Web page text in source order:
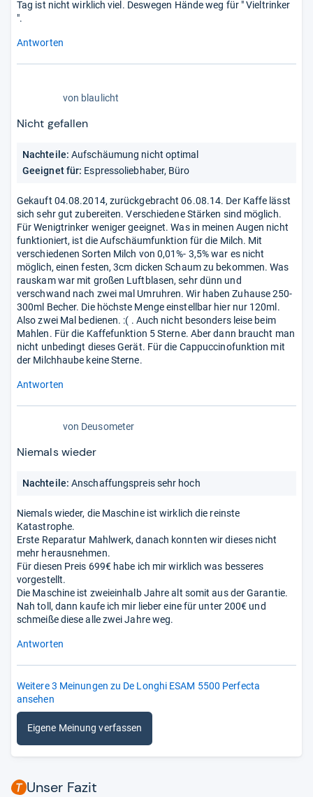
Tag ist nicht wirklich viel. Deswegen Hände weg für " Vieltrinker
".
Antworten
5
Sternen
von blaulicht
Nicht gefallen
Nachteile: Aufschäumung nicht optimal
Geeignet für: Espressoliebhaber, Büro
Gekauft 04.08.2014, zurückgebracht 06.08.14. Der Kaffe lässt
sich sehr gut zubereiten. Verschiedene Stärken sind möglich.
Für Wenigtrinker weniger geeignet. Was in meinen Augen nicht
funktioniert, ist die Aufschäumfunktion für die Milch. Mit
verschiedenen Sorten Milch von 0,01%- 3,5% war es nicht
möglich, einen festen, 3cm dicken Schaum zu bekommen. Was
rauskam war mit großen Luftblasen, sehr dünn und
verschwand nach zwei mal Umruhren. Wir haben Zuhause 250-
300ml Becher. Die höchste Menge einstellbar hier nur 120ml.
Also zwei Mal bedienen. :( . Auch nicht besonders leise beim
Mahlen. Für die Kaffefunktion 5 Sterne. Aber dann braucht man
nicht unbedingt dieses Gerät. Für die Cappuccinofunktion mit
der Milchhaube keine Sterne.
Antworten
von Deusometer
Niemals wieder
Nachteile: Anschaffungspreis sehr hoch
Niemals wieder, die Maschine ist wirklich die reinste
Katastrophe.
Erste Reparatur Mahlwerk, danach konnten wir dieses nicht
mehr herausnehmen.
Für diesen Preis 699€ habe ich mir wirklich was besseres
vorgestellt.
Die Maschine ist zweieinhalb Jahre alt somit aus der Garantie.
Nah toll, dann kaufe ich mir lieber eine für unter 200€ und
schmeiße diese alle zwei Jahre weg.
Antworten
Weitere 3 Meinungen zu De Longhi ESAM 5500 Perfecta
ansehen
Eigene Meinung verfassen
Unser Fazit